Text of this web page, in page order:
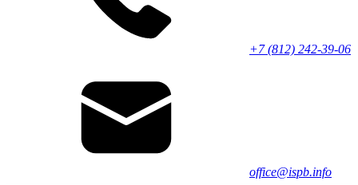
+7 (812) 242-39-06
office@ispb.info